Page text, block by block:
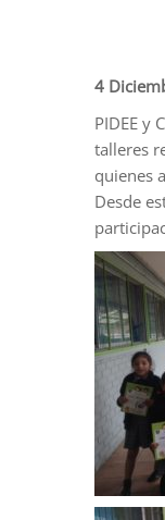
4
PIDEE y
talleres
quienes
Desde